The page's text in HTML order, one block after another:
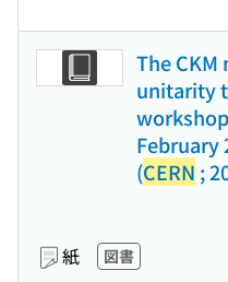
The
unitarity
February
(CERN ;
紙 図書